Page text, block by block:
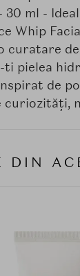
ml -
Whip
curatare
ti pielea
de
curiozități,
DIN